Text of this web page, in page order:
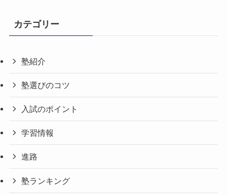
カテゴリー
塾紹介
塾選びのコツ
入試のポイント
学習情報
進路
塾ランキング